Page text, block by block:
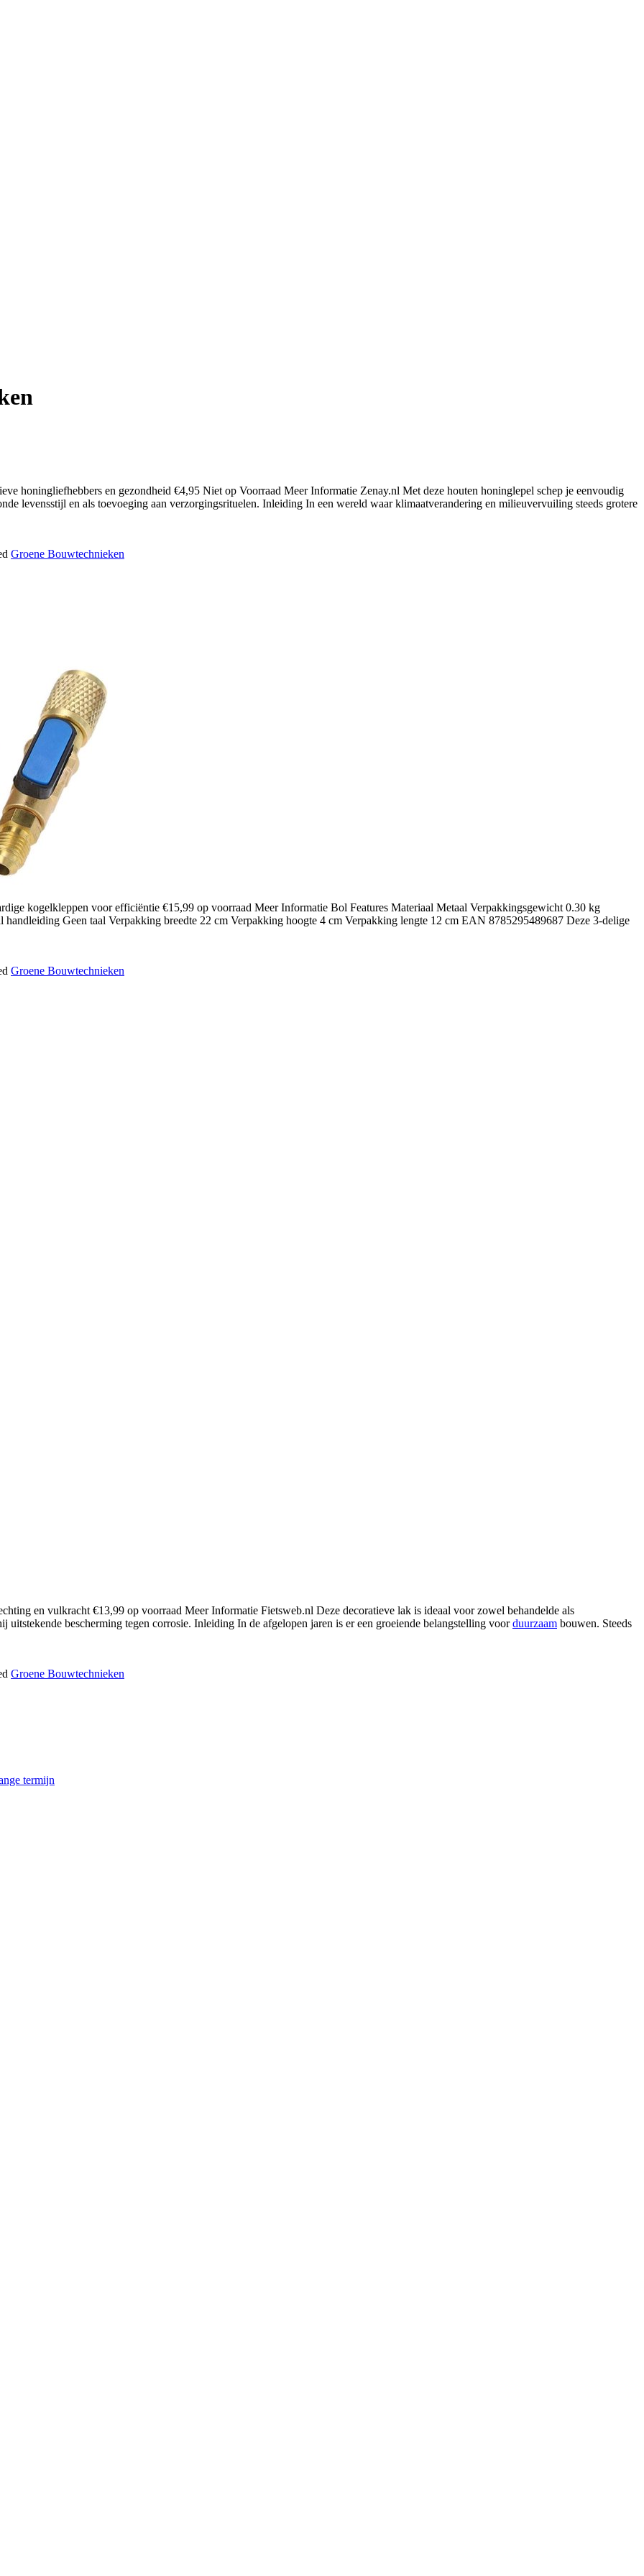
honingliefhebbers en gezondheid €4,95 Niet op Voorraad Meer Informatie Zenay.nl Met deze houten honinglepel schep je eenvoudig
levensstijl en als toevoeging aan verzorgingsrituelen. Inleiding In een wereld waar klimaatverandering en milieuvervuiling steeds grotere
Groene Bouwtechnieken
kogelkleppen voor efficiëntie €15,99 op voorraad Meer Informatie Bol Features Materiaal Metaal Verpakkingsgewicht 0.30 kg
Geen taal Verpakking breedte 22 cm Verpakking hoogte 4 cm Verpakking lengte 12 cm EAN 8785295489687 Deze 3-delige
Groene Bouwtechnieken
en vulkracht €13,99 op voorraad Meer Informatie Fietsweb.nl Deze decoratieve lak is ideaal voor zowel behandelde als
bescherming tegen corrosie. Inleiding In de afgelopen jaren is er een groeiende belangstelling voorduurzaam bouwen. Steeds
Groene Bouwtechnieken
termijn